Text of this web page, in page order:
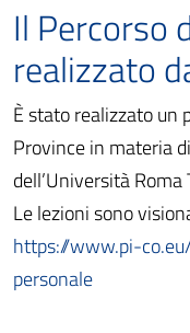
Il Percorso
realizzato
È stato realizzato un
Province in materia
dell’Università Roma
Le lezioni sono
https://www.pi-
personale